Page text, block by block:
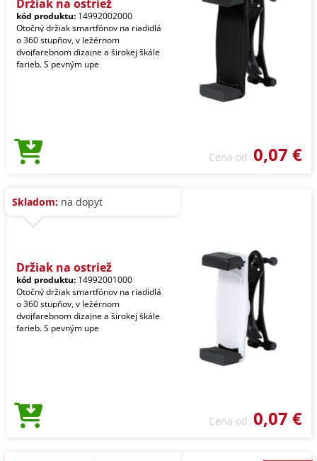
Držiak na ostriež
kód produktu: 14992002000
Otočný držiak smartfónov na riadidlá
o 360 stupňov, v ležérnom
dvojfarebnom dizajne a širokej škále
farieb. S pevným upe
Cena od 0,07 €
Skladom: na dopyt
Držiak na ostriež
kód produktu: 14992001000
Otočný držiak smartfónov na riadidlá
o 360 stupňov, v ležérnom
dvojfarebnom dizajne a širokej škále
farieb. S pevným upe
Cena od 0,07 €